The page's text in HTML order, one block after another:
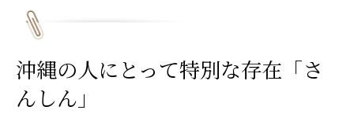
沖縄の人にとって特別な存在「さ
んしん」